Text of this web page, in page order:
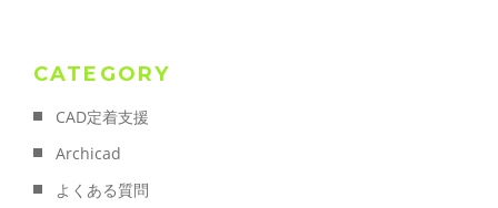
CATEGORY
CAD定着支援
Archicad
よくある質問